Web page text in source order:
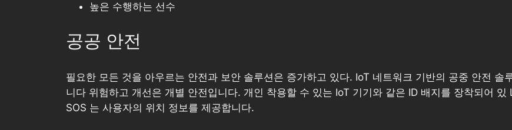
높은 수행하는 선수
공공 안전
필요한 모든 것을 아우르는 안전과 보안 솔루션은 증가하고 있다. IoT 네트워크 기반의 공중 안전 솔
니다 위험하고 개선은 개별 안전입니다. 개인 착용할 수 있는 IoT 기기와 같은 ID 배지를 장착되어
SOS 는 사용자의 위치 정보를 제공합니다.